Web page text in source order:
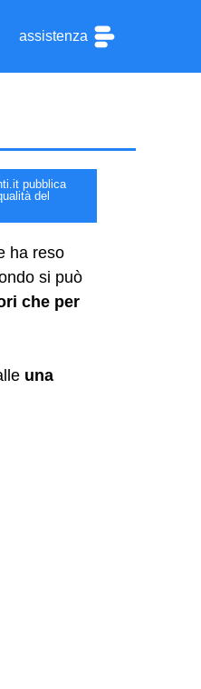
assistenza
pubblica
del
ha reso
si può
che per
una